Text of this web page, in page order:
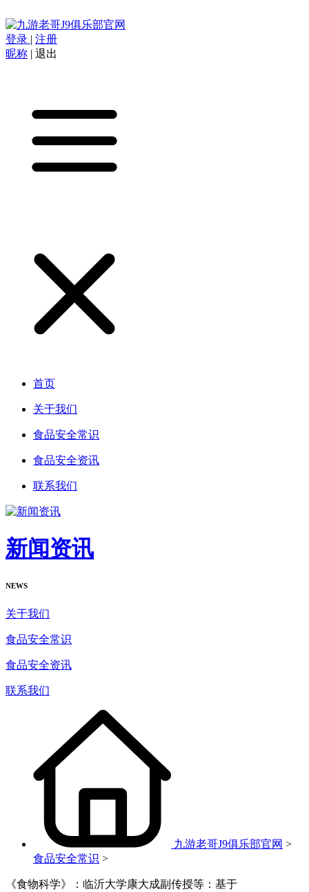
登录 | 注册
昵称 | 退出
首页
关于我们
食品安全常识
食品安全资讯
联系我们
新闻资讯
NEWS
关于我们
食品安全常识
食品安全资讯
联系我们
九游老哥J9俱乐部官网 >
食品安全常识 >
《食物科学》：临沂大学康大成副传授等：基于